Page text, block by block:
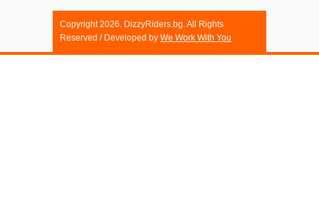
Copyright 2026. DizzyRiders.bg. All Rights
Reserved / Developed by We Work With You